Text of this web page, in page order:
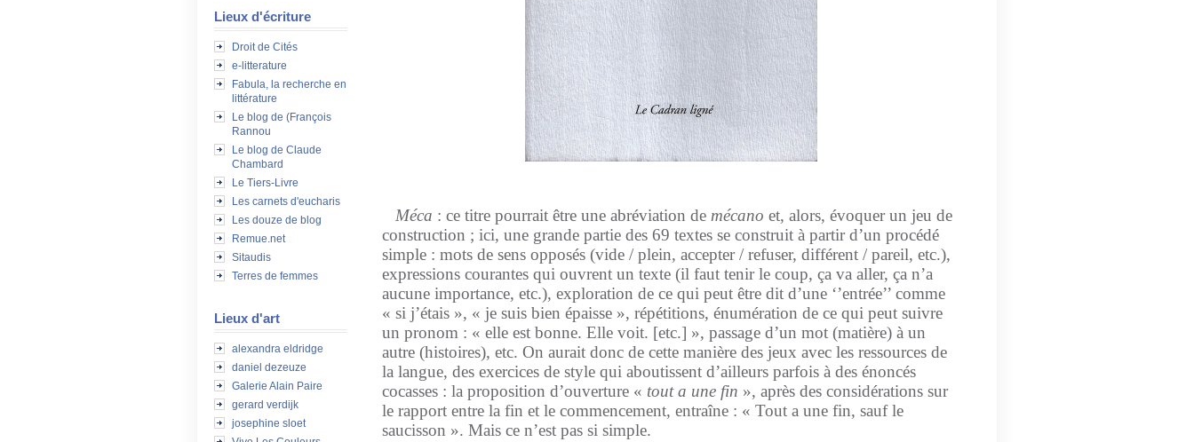
Lieux d'écriture
Droit de Cités
e-litterature
Fabula, la recherche en
littérature
Le blog de (François
Rannou
Le blog de Claude
Chambard
Le Tiers-Livre
Les carnets d'eucharis
Les douze de blog
Remue.net
Sitaudis
Terres de femmes
Lieux d'art
alexandra eldridge
daniel dezeuze
Galerie Alain Paire
gerard verdijk
josephine sloet
Méca : ce titre pourrait être une abréviation de mécano et, alors, évoquer un jeu de
construction ; ici, une grande partie des 69 textes se construit à partir d’un procédé
simple : mots de sens opposés (vide / plein, accepter / refuser, différent / pareil, etc.),
expressions courantes qui ouvrent un texte (il faut tenir le coup, ça va aller, ça n’a
aucune importance, etc.), exploration de ce qui peut être dit d’une ‘’entrée’’ comme
« si j’étais », « je suis bien épaisse », répétitions, énumération de ce qui peut suivre
un pronom : « elle est bonne. Elle voit. [etc.] », passage d’un mot (matière) à un
autre (histoires), etc. On aurait donc de cette manière des jeux avec les ressources de
la langue, des exercices de style qui aboutissent d’ailleurs parfois à des énoncés
cocasses : la proposition d’ouverture « tout a une fin », après des considérations sur
le rapport entre la fin et le commencement, entraîne : « Tout a une fin, sauf le
saucisson ». Mais ce n’est pas si simple.